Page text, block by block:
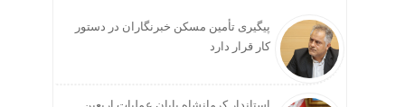
پیگیری تأمین مسکن خبرنگاران در دستور
کار قرار دارد